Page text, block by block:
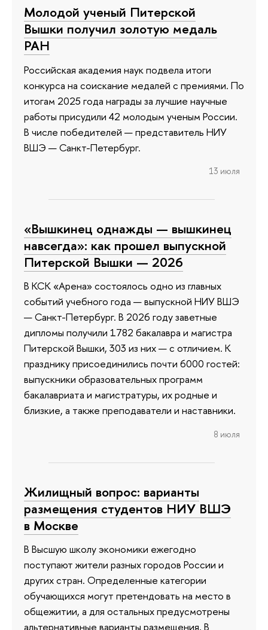
Молодой ученый Питерской
Вышки получил золотую медаль
РАН
Российская академия наук подвела итоги
конкурса на соискание медалей с премиями. По
итогам 2025 года награды за лучшие научные
работы присудили 42 молодым ученым России.
В числе победителей — представитель НИУ
ВШЭ — Санкт-Петербург.
13 июля
«Вышкинец однажды — вышкинец
навсегда»: как прошел выпускной
Питерской Вышки — 2026
В КСК «Арена» состоялось одно из главных
событий учебного года — выпускной НИУ ВШЭ
— Санкт-Петербург. В 2026 году заветные
дипломы получили 1782 бакалавра и магистра
Питерской Вышки, 303 из них — с отличием. К
празднику присоединились почти 6000 гостей:
выпускники образовательных программ
бакалавриата и магистратуры, их родные и
близкие, а также преподаватели и наставники.
8 июля
Жилищный вопрос: варианты
размещения студентов НИУ ВШЭ
в Москве
В Высшую школу экономики ежегодно
поступают жители разных городов России и
других стран. Определенные категории
обучающихся могут претендовать на место в
общежитии, а для остальных предусмотрены
альтернативные варианты размещения. В